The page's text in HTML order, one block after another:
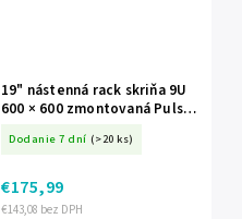
19" nástenná rack skriňa 9U
600 × 600 zmontovaná Pulsar
Dodanie 7 dní (>20 ks)
€143,08 bez DPH
€175,99